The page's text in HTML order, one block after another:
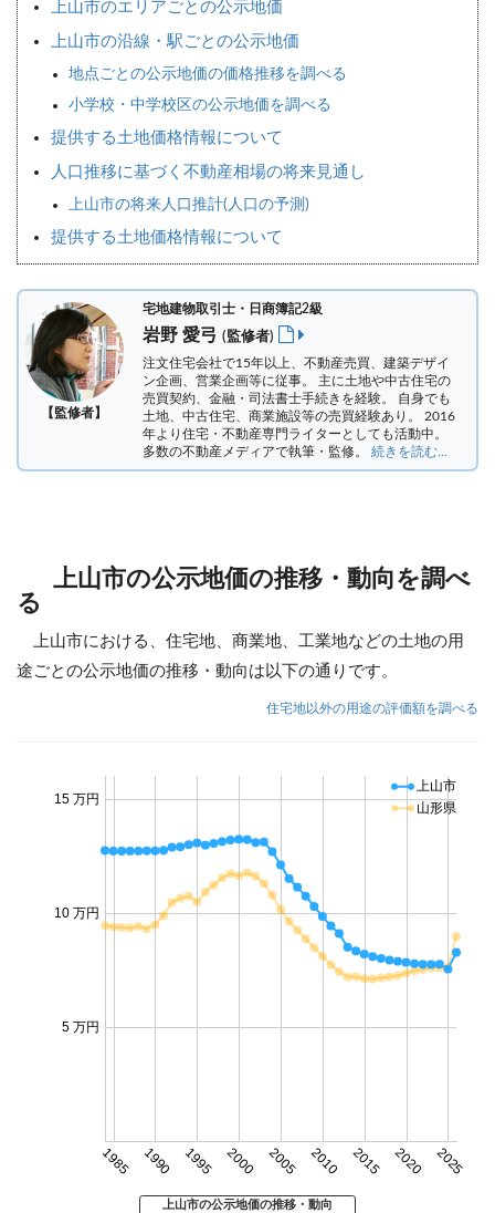
上山市のエリアごとの公示地価
上山市の沿線・駅ごとの公示地価
地点ごとの公示地価の価格推移を調べる
小学校・中学校区の公示地価を調べる
提供する土地価格情報について
人口推移に基づく不動産相場の将来見通し
上山市の将来人口推計(人口の予測)
提供する土地価格情報について
【監修者】
宅地建物取引士・日商簿記2級
岩野 愛弓 (監修者)
注文住宅会社で15年以上、不動産売買、建築デザイ
ン企画、営業企画等に従事。 主に土地や中古住宅の
売買契約、金融・司法書士手続きを経験。 自身でも
土地、中古住宅、商業施設等の売買経験あり。 2016
年より住宅・不動産専門ライターとしても活動中。
多数の不動産メディアで執筆・監修。 続きを読む...
上山市の公示地価の推移・動向を調べ
る
上山市における、住宅地、商業地、工業地などの土地の用
途ごとの公示地価の推移・動向は以下の通りです。
住宅地以外の用途の評価額を調べる
1985 1990 1995 2000 2005 2010 2015 2020 2025
5 万円
10 万円
15 万円
上山市
山形県
上山市の公示地価の推移・動向